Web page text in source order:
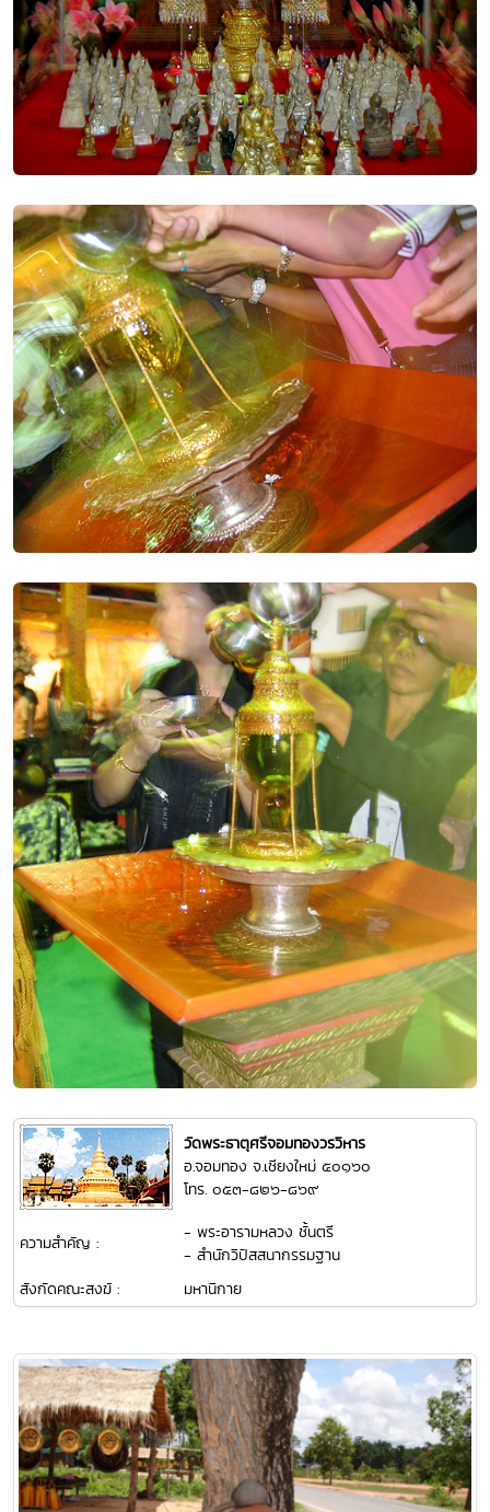
วัดพระธาตุศรีจอมทองวรวิหาร
อ.จอมทอง จ.เชียงใหม่ ๕๐๑๖๐
โทร. ๐๕๓-๘๒๖-๘๖๙
ความสำคัญ :
- พระอารามหลวง ชั้นตรี
- สำนักวิปัสสนากรรมฐาน
สังกัดคณะสงฆ์ :
มหานิกาย